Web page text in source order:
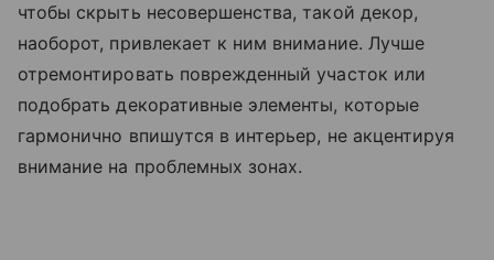
чтобы скрыть несовершенства, такой декор,
наоборот, привлекает к ним внимание. Лучше
отремонтировать поврежденный участок или
подобрать декоративные элементы, которые
гармонично впишутся в интерьер, не акцентируя
внимание на проблемных зонах.